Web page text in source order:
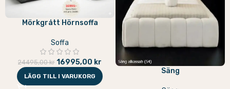
Mörkgrått Hörnsoffa
Soffa
24495,00kr 16995,00 kr
LÄGG TILL I VARUKORG
Säng